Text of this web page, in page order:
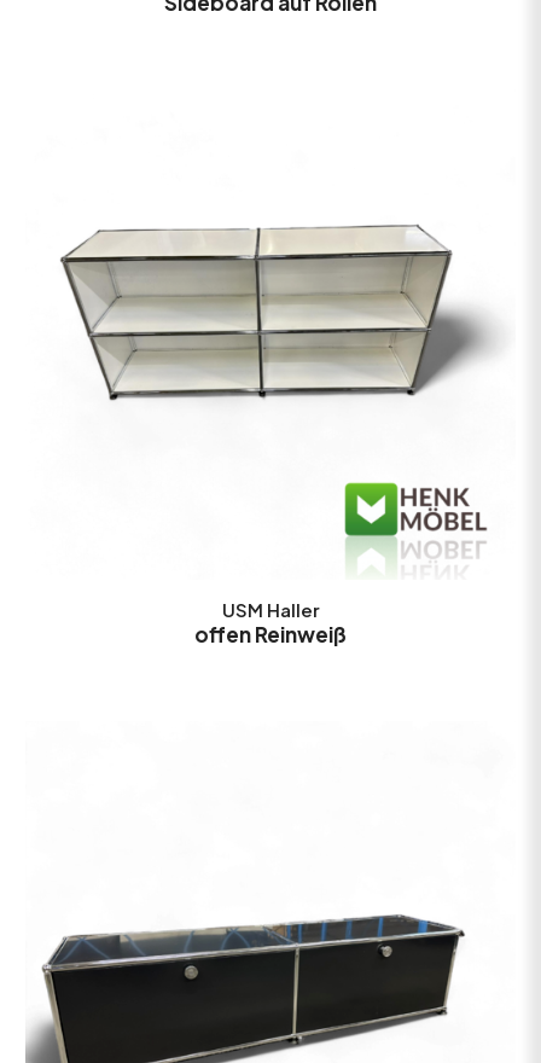
USM Haller
offen Reinweiß